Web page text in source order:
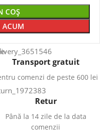
COȘ
ACUM
Transport gratuit
comenzi de peste 600 lei
Retur
Până la 14 zile de la data
comenzii